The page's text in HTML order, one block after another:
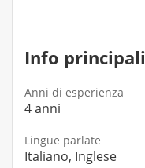
Info principali
Anni di esperienza
4 anni
Lingue parlate
Italiano, Inglese